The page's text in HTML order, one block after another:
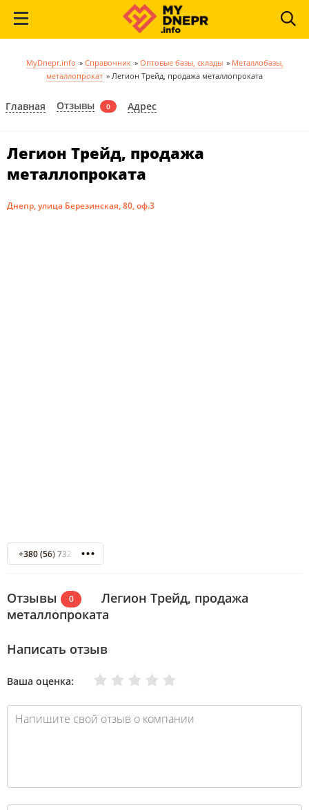
MyDnepr.info » Справочник » Оптовые базы, склады » Металлобазы,
металлопрокат » Легион Трейд, продажа металлопроката
Главная Отзывы 0 Адрес
Легион Трейд, продажа
металлопроката
Днепр, улица Березинская, 80, оф.3
+380 (56) 732-45-60
Отзывы 0
Легион Трейд, продажа
металлопроката
Написать отзыв
Ваша оценка: Отлично
Хорошо
Нормально
Плохо
Очень плохо